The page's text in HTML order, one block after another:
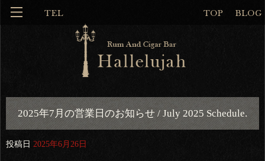
2025年7月の営業日のお知らせ / July 2025 Schedule.
投稿日 2025年6月26日